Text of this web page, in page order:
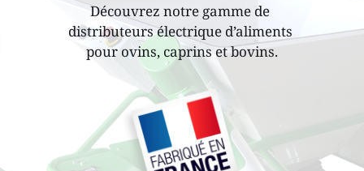
Découvrez notre gamme de
distributeurs électrique d’aliments
pour ovins, caprins et bovins.